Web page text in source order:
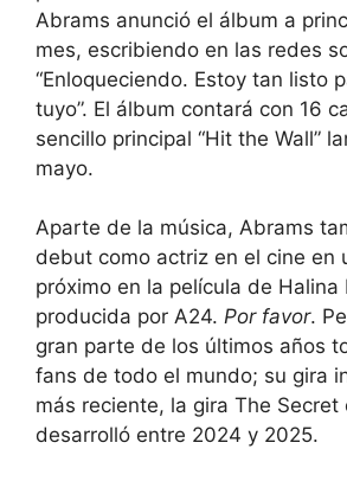
Abrams anunció el álbum a
mes, escribiendo en las redes
“Enloqueciendo. Estoy tan listo
tuyo”. El álbum contará con 16
sencillo principal “Hit the Wall”
mayo.
Aparte de la música, Abrams
debut como actriz en el cine en
próximo en la película de Halina
producida por A24. Por favor.
gran parte de los últimos años
fans de todo el mundo; su gira
más reciente, la gira The Secret
desarrolló entre 2024 y 2025.